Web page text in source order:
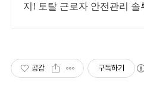
지! 토탈 근로자 안전관리 솔
공감 구독하기